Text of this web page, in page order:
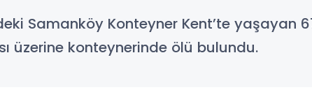
Samanköy Konteyner Kent’te yaşayan
üzerine konteynerinde ölü bulundu.